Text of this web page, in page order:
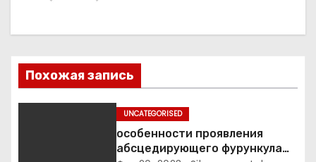
о
з
Похожая запись
UNCATEGORISED
особенности проявления
абсцедирующего фурункула